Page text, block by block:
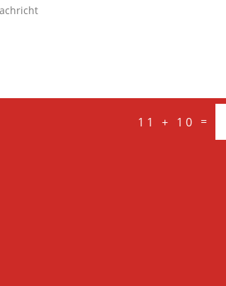
11 + 10 =